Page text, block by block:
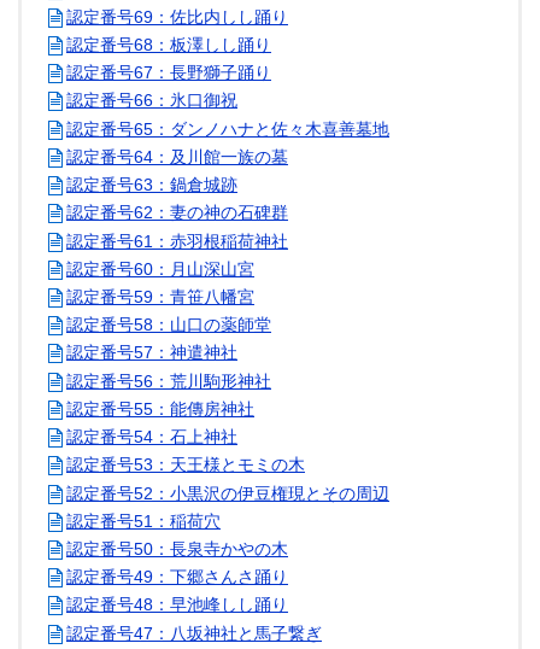
認定番号69：佐比内しし踊り
認定番号68：板澤しし踊り
認定番号67：長野獅子踊り
認定番号66：氷口御祝
認定番号65：ダンノハナと佐々木喜善墓地
認定番号64：及川館一族の墓
認定番号63：鍋倉城跡
認定番号62：妻の神の石碑群
認定番号61：赤羽根稲荷神社
認定番号60：月山深山宮
認定番号59：青笹八幡宮
認定番号58：山口の薬師堂
認定番号57：神遣神社
認定番号56：荒川駒形神社
認定番号55：能傳房神社
認定番号54：石上神社
認定番号53：天王様とモミの木
認定番号52：小黒沢の伊豆権現とその周辺
認定番号51：稲荷穴
認定番号50：長泉寺かやの木
認定番号49：下郷さんさ踊り
認定番号48：早池峰しし踊り
認定番号47：八坂神社と馬子繋ぎ